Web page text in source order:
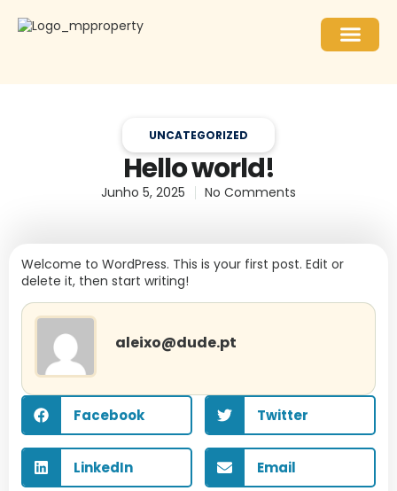
UNCATEGORIZED
Hello world!
Junho 5, 2025 No Comments
Welcome to WordPress. This is your first post. Edit or
delete it, then start writing!
aleixo@dude.pt
Facebook Twitter
LinkedIn Email